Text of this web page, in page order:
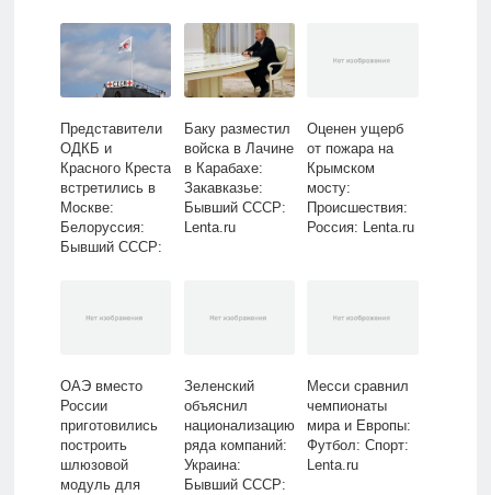
СМИ: Lenta.ru
Представители
ОДКБ и
Красного Креста
встретились в
Москве:
Белоруссия:
Бывший СССР:
Баку разместил
войска в Лачине
в Карабахе:
Закавказье:
Бывший СССР:
Lenta.ru
Оценен ущерб
от пожара на
Крымском
мосту:
Происшествия:
Россия: Lenta.ru
ОАЭ вместо
России
приготовились
построить
шлюзовой
модуль для
Зеленский
объяснил
национализацию
ряда компаний:
Украина:
Бывший СССР:
Месси сравнил
чемпионаты
мира и Европы:
Футбол: Спорт:
Lenta.ru